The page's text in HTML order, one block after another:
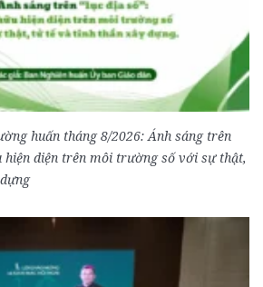
huấn tháng 8/2026: Ánh sáng trên
hiện diện trên môi trường số với sự thật,